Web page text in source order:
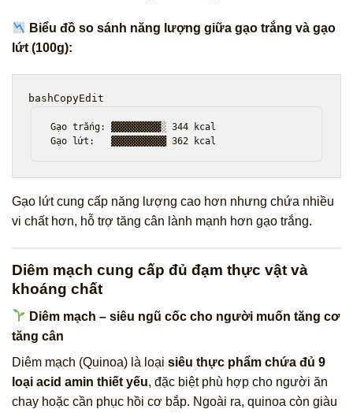
Biểu đồ so sánh năng lượng giữa gạo trắng và gạo
lứt (100g):
bashCopyEdit
Gạo trắng: ▓▓▓▓▓▓▓▓▓░ 344 kcal
Gạo lứt cung cấp năng lượng cao hơn nhưng chứa nhiều
vi chất hơn, hỗ trợ tăng cân lành mạnh hơn gạo trắng.
Diêm mạch cung cấp đủ đạm thực vật và
khoáng chất
Diêm mạch – siêu ngũ cốc cho người muốn tăng cơ
tăng cân
Diêm mạch (Quinoa) là loại siêu thực phẩm chứa đủ 9
loại acid amin thiết yếu, đặc biệt phù hợp cho người ăn
chay hoặc cần phục hồi cơ bắp. Ngoài ra, quinoa còn giàu